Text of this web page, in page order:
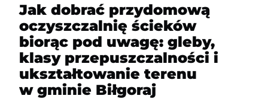
Jak dobrać przydomową
oczyszczalnię ścieków
biorąc pod uwagę: gleby,
klasy przepuszczalności i
ukształtowanie terenu
w gminie Biłgoraj